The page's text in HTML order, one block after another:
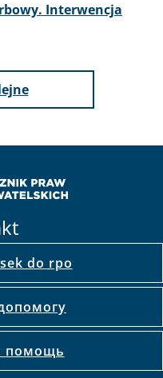
Interwencja
do rpo
помощь